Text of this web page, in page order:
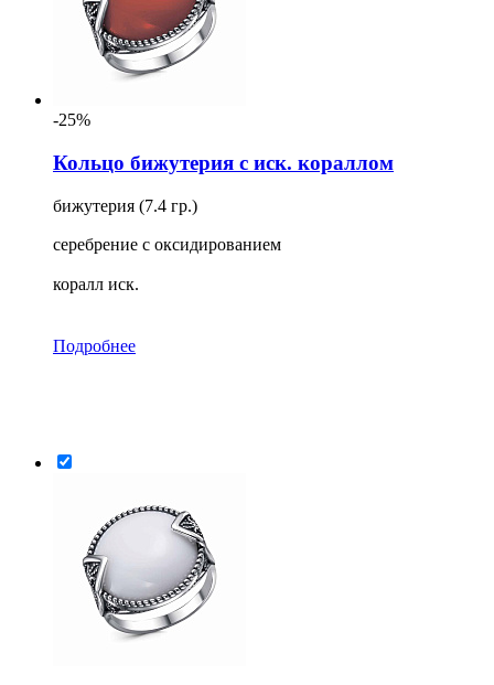
-25%
Кольцо бижутерия с иск. кораллом
бижутерия (7.4 гр.)
серебрение с оксидированием
коралл иск.
Подробнее